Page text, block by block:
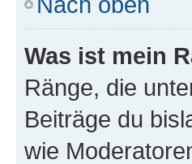
Was ist mein
Ränge, die
Beiträge du
wie